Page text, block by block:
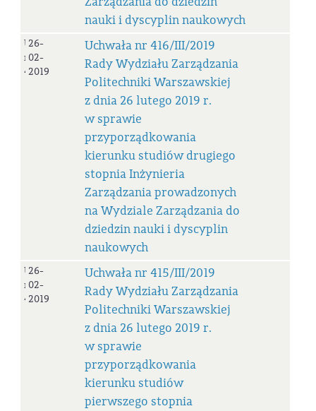
nauki i dyscyplin naukowych
Uchwała
nr
416/III/2019
26-
02-
2019
Uchwała nr 416/III/2019
Rady Wydziału Zarządzania
Politechniki Warszawskiej
z dnia 26 lutego 2019 r.
w sprawie
przyporządkowania
kierunku studiów drugiego
stopnia Inżynieria
Zarządzania prowadzonych
na Wydziale Zarządzania do
dziedzin nauki i dyscyplin
naukowych
Uchwała
nr
415/III/2019
26-
02-
2019
Uchwała nr 415/III/2019
Rady Wydziału Zarządzania
Politechniki Warszawskiej
z dnia 26 lutego 2019 r.
w sprawie
przyporządkowania
kierunku studiów
pierwszego stopnia